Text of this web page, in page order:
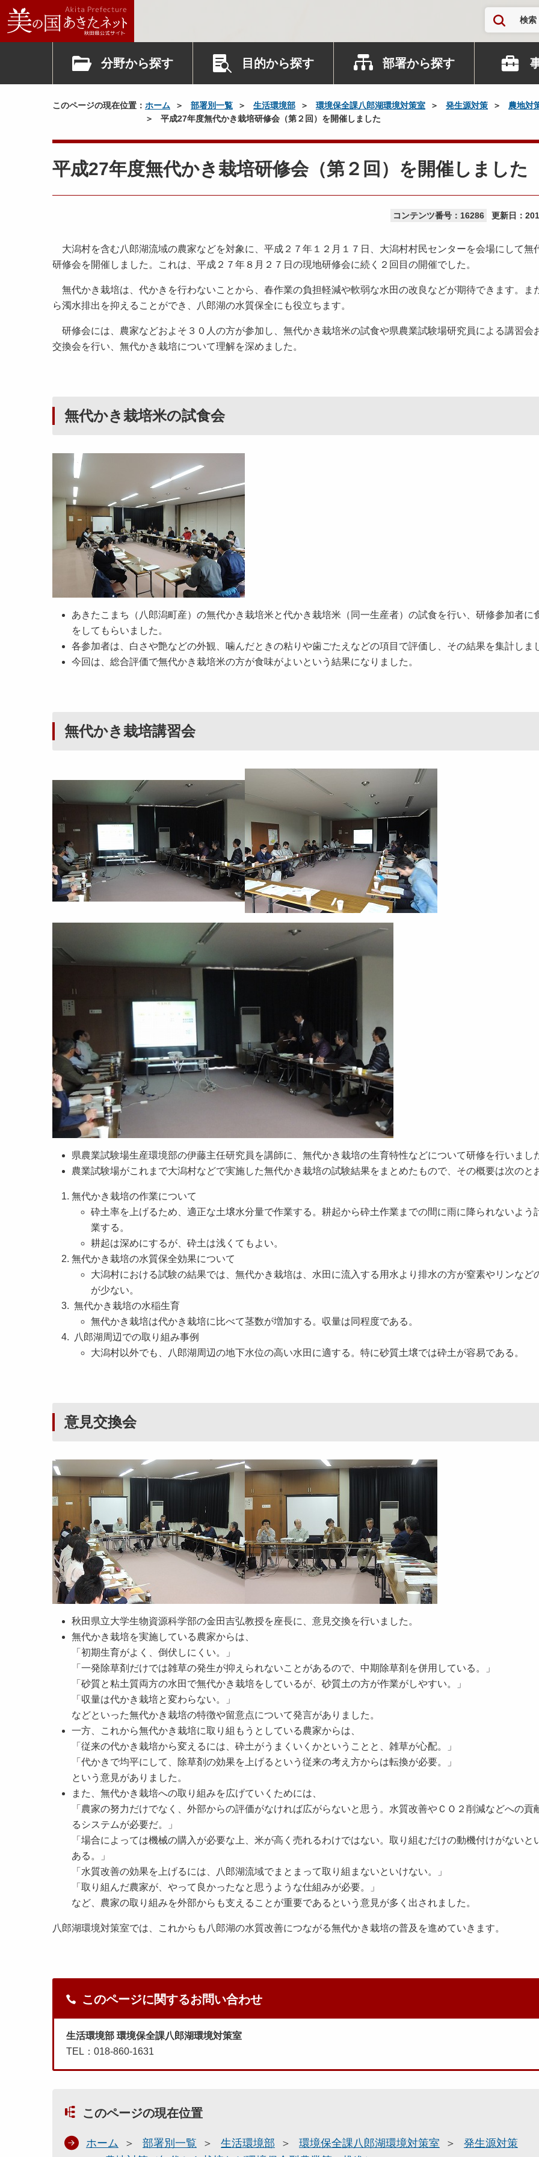
検索
分野から探す 目的から探す 部署から探す
このページの現在位置： ホーム 部署別一覧 生活環境部 環境保全課八郎湖環境対策室 発生源対策
農地対
平成27年度無代かき栽培研修会（第２回）を開催しました
平成27年度無代かき栽培研修会（第２回）を開催しました
コンテンツ番号：16286 更新日：
大潟村を含む八郎湖流域の農家などを対象に、平成２７年１２月１７日、大潟村村民センターを会場にして無
研修会を開催しました。これは、平成２７年８月２７日の現地研修会に続く２回目の開催でした。
無代かき栽培は、代かきを行わないことから、春作業の負担軽減や軟弱な水田の改良などが期待できます。ま
ら濁水排出を抑えることができ、八郎湖の水質保全にも役立ちます。
研修会には、農家などおよそ３０人の方が参加し、無代かき栽培米の試食や県農業試験場研究員による講習会
交換会を行い、無代かき栽培について理解を深めました。
無代かき栽培米の試食会
あきたこまち（八郎潟町産）の無代かき栽培米と代かき栽培米（同一生産者）の試食を行い、研修参加者に
をしてもらいました。
各参加者は、白さや艶などの外観、噛んだときの粘りや歯ごたえなどの項目で評価し、その結果を集計しま
今回は、総合評価で無代かき栽培米の方が食味がよいという結果になりました。
無代かき栽培講習会
県農業試験場生産環境部の伊藤主任研究員を講師に、無代かき栽培の生育特性などについて研修を行いまし
農業試験場がこれまで大潟村などで実施した無代かき栽培の試験結果をまとめたもので、その概要は次のと
無代かき栽培の作業について
砕土率を上げるため、適正な土壌水分量で作業する。耕起から砕土作業までの間に雨に降られないよう
業する。
耕起は深めにするが、砕土は浅くてもよい。
無代かき栽培の水質保全効果について
大潟村における試験の結果では、無代かき栽培は、水田に流入する用水より排水の方が窒素やリンなど
が少ない。
無代かき栽培の水稲生育
無代かき栽培は代かき栽培に比べて茎数が増加する。収量は同程度である。
八郎湖周辺での取り組み事例
大潟村以外でも、八郎湖周辺の地下水位の高い水田に適する。特に砂質土壌では砕土が容易である。
意見交換会
秋田県立大学生物資源科学部の金田吉弘教授を座長に、意見交換を行いました。
無代かき栽培を実施している農家からは、
「初期生育がよく、倒伏しにくい。」
「一発除草剤だけでは雑草の発生が抑えられないことがあるので、中期除草剤を併用している。」
「砂質と粘土質両方の水田で無代かき栽培をしているが、砂質土の方が作業がしやすい。」
「収量は代かき栽培と変わらない。」
などといった無代かき栽培の特徴や留意点について発言がありました。
一方、これから無代かき栽培に取り組もうとしている農家からは、
「従来の代かき栽培から変えるには、砕土がうまくいくかということと、雑草が心配。」
「代かきで均平にして、除草剤の効果を上げるという従来の考え方からは転換が必要。」
という意見がありました。
また、無代かき栽培への取り組みを広げていくためには、
「農家の努力だけでなく、外部からの評価がなければ広がらないと思う。水質改善やＣＯ２削減などへの貢
るシステムが必要だ。」
「場合によっては機械の購入が必要な上、米が高く売れるわけではない。取り組むだけの動機付けがないと
ある。」
「水質改善の効果を上げるには、八郎湖流域でまとまって取り組まないといけない。」
「取り組んだ農家が、やって良かったなと思うような仕組みが必要。」
など、農家の取り組みを外部からも支えることが重要であるという意見が多く出されました。
八郎湖環境対策室では、これからも八郎湖の水質改善につながる無代かき栽培の普及を進めていきます。
このページに関するお問い合わせ
生活環境部 環境保全課八郎湖環境対策室
TEL：018-860-1631
このページの現在位置
ホーム 部署別一覧 生活環境部 環境保全課八郎湖環境対策室
発生源対策